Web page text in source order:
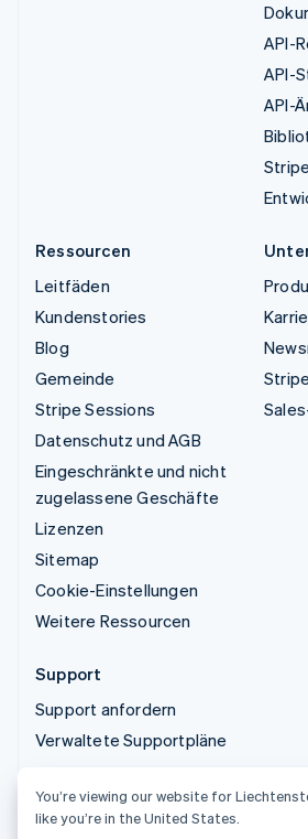
API-
API-
API-
Ressourcen
Leitfäden
Kundenstories
Blog
Gemeinde
Stripe Sessions
Datenschutz und AGB
Eingeschränkte und nicht
zugelassene Geschäfte
Lizenzen
Sitemap
Cookie-Einstellungen
Weitere Ressourcen
Support
Support anfordern
Verwaltete Supportpläne
© 2026 Stripe, LLC
You’re viewing our website for
like you’re in the United States.